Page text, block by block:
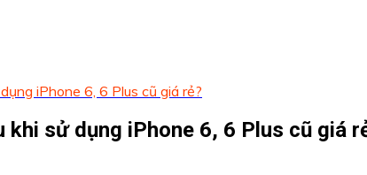
iPhone 6, 6 Plus cũ giá rẻ?
khi sử dụng iPhone 6, 6 Plus cũ giá